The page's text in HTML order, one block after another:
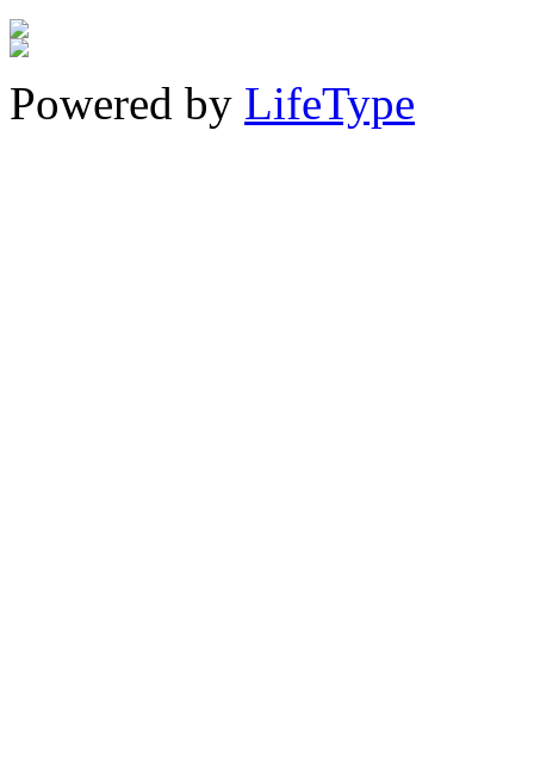
Powered by LifeType